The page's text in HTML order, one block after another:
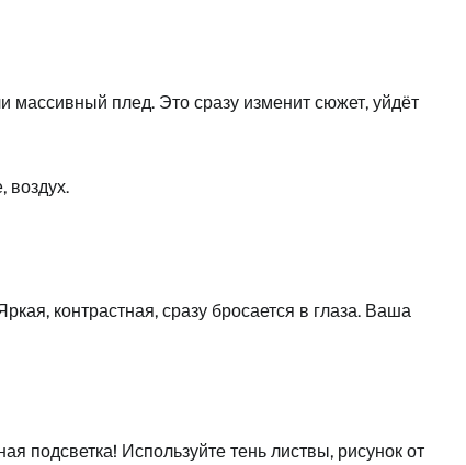
массивный плед. Это сразу изменит сюжет, уйдёт
воздух.
контрастная, сразу бросается в глаза. Ваша
подсветка! Используйте тень листвы, рисунок от